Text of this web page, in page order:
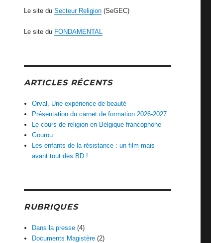
Le site du Secteur Religion(SeGEC)
Le site du FONDAMENTAL
ARTICLES RÉCENTS
Orval, Une expérience de beauté
Présentation du carnet de formation 2026-2027
Le cours de religion en Belgique francophone
Gourou
Les enfants de la résistance : un film mais
avant tout des BD !
RUBRIQUES
Dans la presse (4)
Documents Magistère (2)